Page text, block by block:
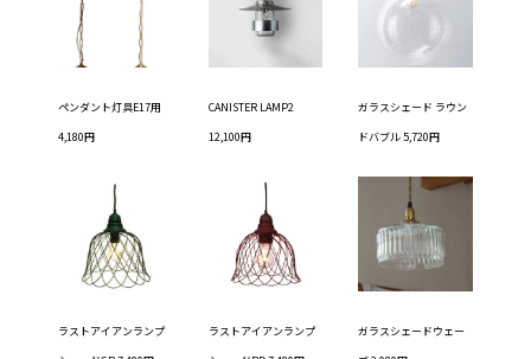
ペンダント灯具E17用
4,180円
CANISTER LAMP2
12,100円
ガラスシェード ラウン
ドバブル 5,720円
ラストアイアンランプ
ラストアイアンランプ
ガラスシェードウェー